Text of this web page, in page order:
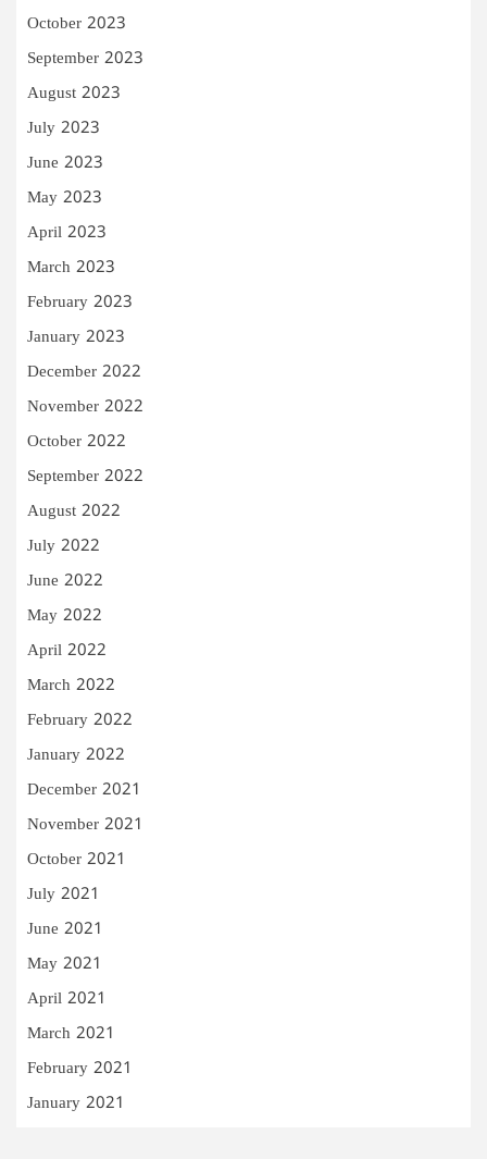
October 2023
September 2023
August 2023
July 2023
June 2023
May 2023
April 2023
March 2023
February 2023
January 2023
December 2022
November 2022
October 2022
September 2022
August 2022
July 2022
June 2022
May 2022
April 2022
March 2022
February 2022
January 2022
December 2021
November 2021
October 2021
July 2021
June 2021
May 2021
April 2021
March 2021
February 2021
January 2021